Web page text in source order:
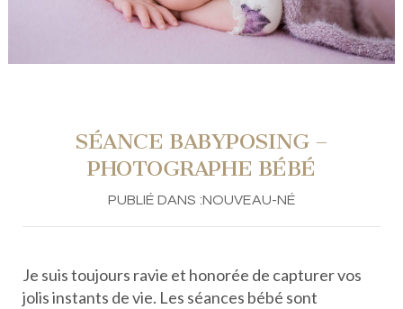
SÉANCE BABYPOSING –
PHOTOGRAPHE BÉBÉ
PUBLIÉ DANS :NOUVEAU-NÉ
Je suis toujours ravie et honorée de capturer vos
jolis instants de vie. Les séances bébé sont